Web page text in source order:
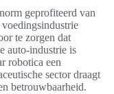
geprofiteerd van
te zorgen dat
auto-industrie is
robotica een
sector draagt
betrouwbaarheid.